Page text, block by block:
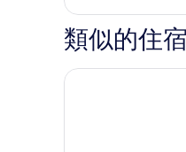
的
詳
情
類似的住宿
成田機場東武飯店